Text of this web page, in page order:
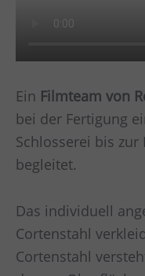
Ein Filmteam von
bei der Fertigung
Schlosserei bis
begleitet.
Das individuell
Cortenstahl
Cortenstahl